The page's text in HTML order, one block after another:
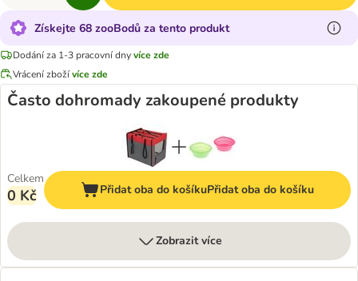
Získejte 68 zooBodů za tento produkt
Dodání za 1-3 pracovní dnyvíce zde
Vrácení zbožívíce zde
Často dohromady zakoupené produkty
Celkem
0 Kč Přidat oba do košíkuPřidat oba do košíku
Zobrazit více